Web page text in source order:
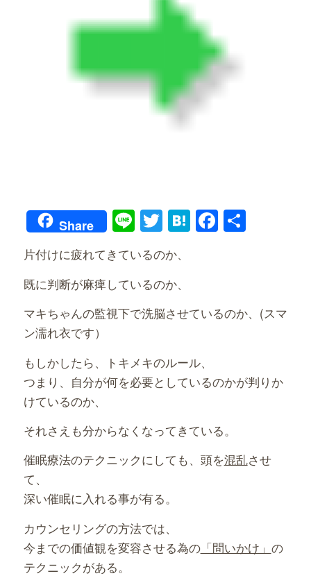
Share LineTwitter
Hatena共
片付けに疲れてきているのか、
既に判断が麻痺しているのか、
マキちゃんの監視下で洗脳させているのか、(スマ
ン濡れ衣です）
もしかしたら、トキメキのルール、
つまり、自分が何を必要としているのかが判りか
けているのか、
それさえも分からなくなってきている。
催眠療法のテクニックにしても、頭を混乱させ
て、
深い催眠に入れる事が有る。
カウンセリングの方法では、
今までの価値観を変容させる為の「問いかけ」 の
テクニックがある。